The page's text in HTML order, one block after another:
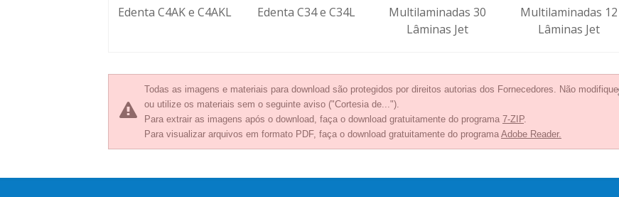
Edenta C4AK e C4AKL Edenta C34 e C34L
Multilaminadas 30
Lâminas Jet
Multilaminadas 12
Lâminas Jet
Todas as imagens e materiais para download são protegidos por direitos autorias dos Fornecedores. Não modifique
ou utilize os materiais sem o seguinte aviso ("Cortesia de...").
Para extrair as imagens após o download, faça o download gratuitamente do programa 7-ZIP.
Para visualizar arquivos em formato PDF, faça o download gratuitamente do programa Adobe Reader.